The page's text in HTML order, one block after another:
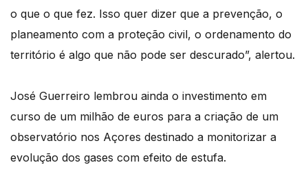
o que o que fez. Isso quer dizer que a prevenção, o
planeamento com a proteção civil, o ordenamento do
território é algo que não pode ser descurado”, alertou.
José Guerreiro lembrou ainda o investimento em
curso de um milhão de euros para a criação de um
observatório nos Açores destinado a monitorizar a
evolução dos gases com efeito de estufa.